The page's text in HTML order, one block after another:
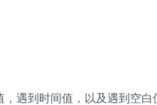
遇到时间值，以及遇到空白